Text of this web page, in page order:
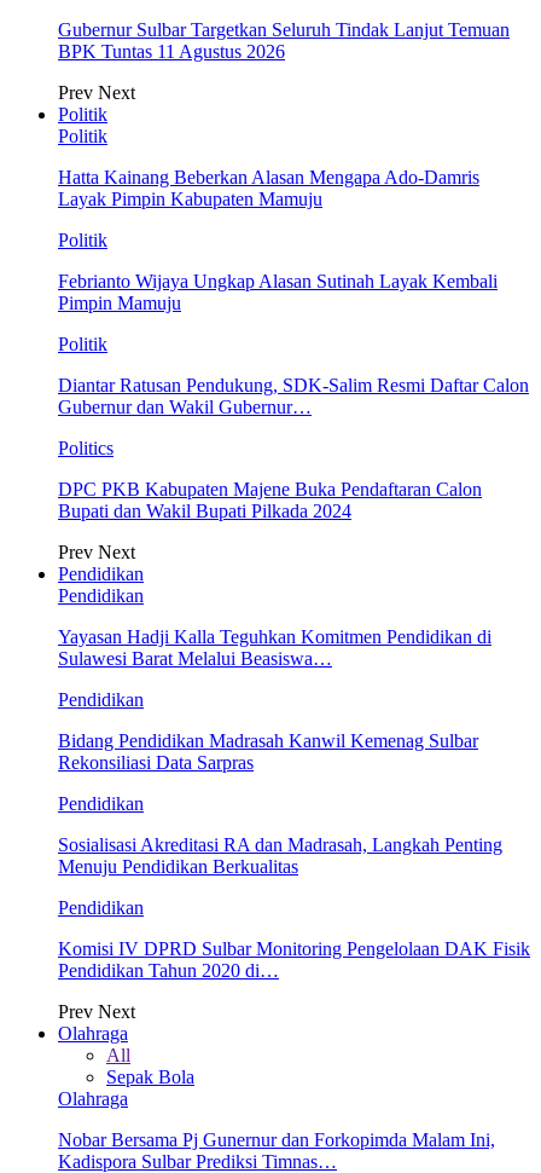
Gubernur Sulbar Targetkan Seluruh Tindak Lanjut Temuan
BPK Tuntas 11 Agustus 2026
Prev Next
Politik
Politik
Hatta Kainang Beberkan Alasan Mengapa Ado-Damris
Layak Pimpin Kabupaten Mamuju
Politik
Febrianto Wijaya Ungkap Alasan Sutinah Layak Kembali
Pimpin Mamuju
Politik
Diantar Ratusan Pendukung, SDK-Salim Resmi Daftar Calon
Gubernur dan Wakil Gubernur…
Politics
DPC PKB Kabupaten Majene Buka Pendaftaran Calon
Bupati dan Wakil Bupati Pilkada 2024
Prev Next
Pendidikan
Pendidikan
Yayasan Hadji Kalla Teguhkan Komitmen Pendidikan di
Sulawesi Barat Melalui Beasiswa…
Pendidikan
Bidang Pendidikan Madrasah Kanwil Kemenag Sulbar
Rekonsiliasi Data Sarpras
Pendidikan
Sosialisasi Akreditasi RA dan Madrasah, Langkah Penting
Menuju Pendidikan Berkualitas
Pendidikan
Komisi IV DPRD Sulbar Monitoring Pengelolaan DAK Fisik
Pendidikan Tahun 2020 di…
Prev Next
Olahraga
All
Sepak Bola
Olahraga
Nobar Bersama Pj Gunernur dan Forkopimda Malam Ini,
Kadispora Sulbar Prediksi Timnas…